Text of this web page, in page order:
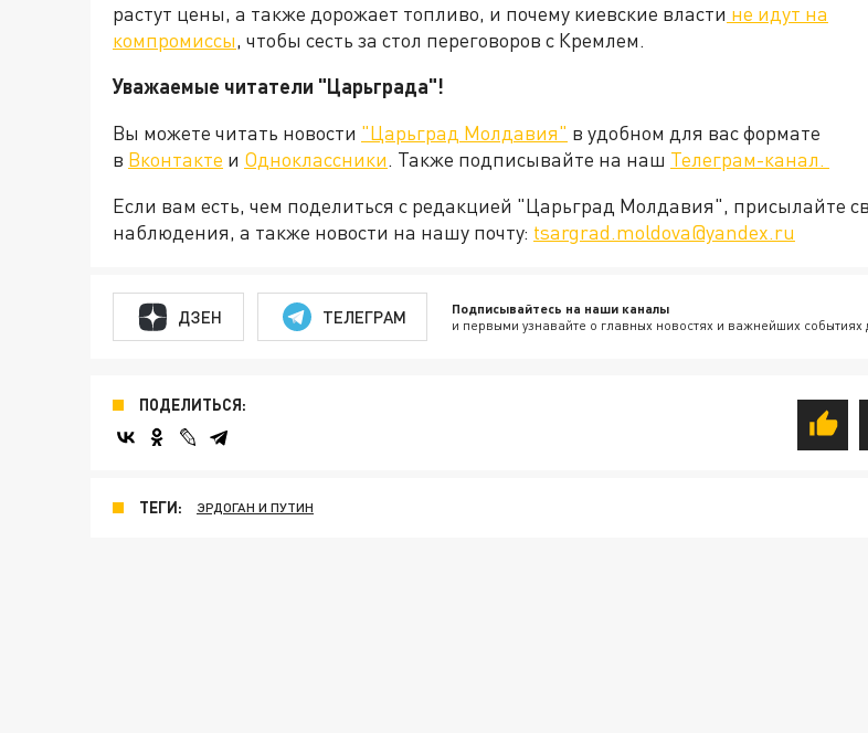
растут цены, а также дорожает топливо, и почему киевские власти не идут на
компромиссы, чтобы сесть за стол переговоров с Кремлем.
Уважаемые читатели "Царьграда"!
Вы можете читать новости "Царьград Молдавия" в удобном для вас формате
в Вконтакте и Одноклассники. Также подписывайте на наш Телеграм-канал.
Если вам есть, чем поделиться с редакцией "Царьград Молдавия", присылайте
наблюдения, а также новости на нашу почту: tsargrad.moldova@yandex.ru
ДЗЕН ТЕЛЕГРАМ Подписывайтесь на наши каналы
и первыми узнавайте о главных новостях и важнейших событиях
ПОДЕЛИТЬСЯ:
ТЕГИ: ЭРДОГАН И ПУТИН